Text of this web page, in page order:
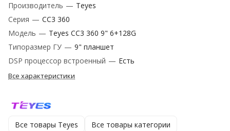
Производитель — Teyes
Серия — CC3 360
Модель — Teyes CC3 360 9" 6+128G
Типоразмер ГУ — 9" планшет
DSP процессор встроенный — Есть
Все характеристики
Все товары Teyes Все товары категории